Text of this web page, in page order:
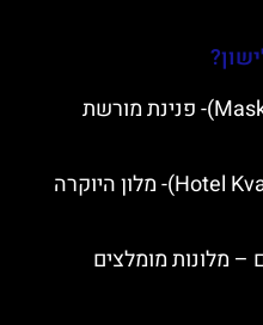
מסקוביצה האן (Maskovica Han)- פנינת מורשת
מלון קוורנר באופטייה (Hotel Kvarner)- מלון היוקרה